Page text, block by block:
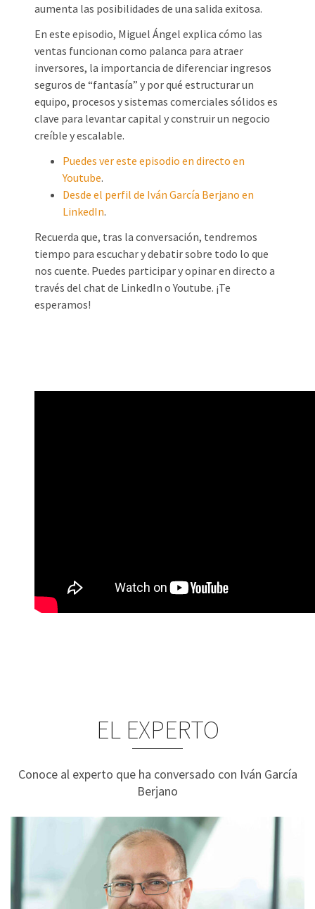
aumenta las posibilidades de una salida exitosa.
En este episodio, Miguel Ángel explica cómo las
ventas funcionan como palanca para atraer
inversores, la importancia de diferenciar ingresos
seguros de “fantasía” y por qué estructurar un
equipo, procesos y sistemas comerciales sólidos es
clave para levantar capital y construir un negocio
creíble y escalable.
Puedes ver este episodio en directo en
Youtube.
Desde el perfil de Iván García Berjano en
LinkedIn.
Recuerda que, tras la conversación, tendremos
tiempo para escuchar y debatir sobre todo lo que
nos cuente. Puedes participar y opinar en directo a
través del chat de LinkedIn o Youtube. ¡Te
esperamos!
EL EXPERTO
Conoce al experto que ha conversado con Iván García
Berjano